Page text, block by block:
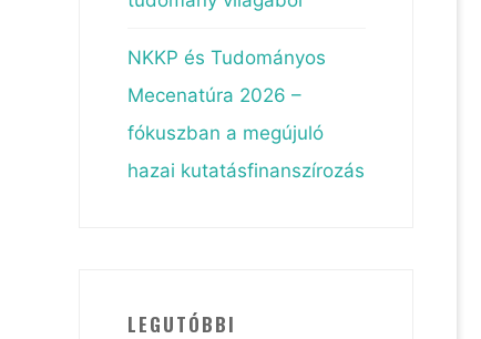
NKKP és Tudományos
Mecenatúra 2026 –
fókuszban a megújuló
hazai kutatásfinanszírozás
LEGUTÓBBI